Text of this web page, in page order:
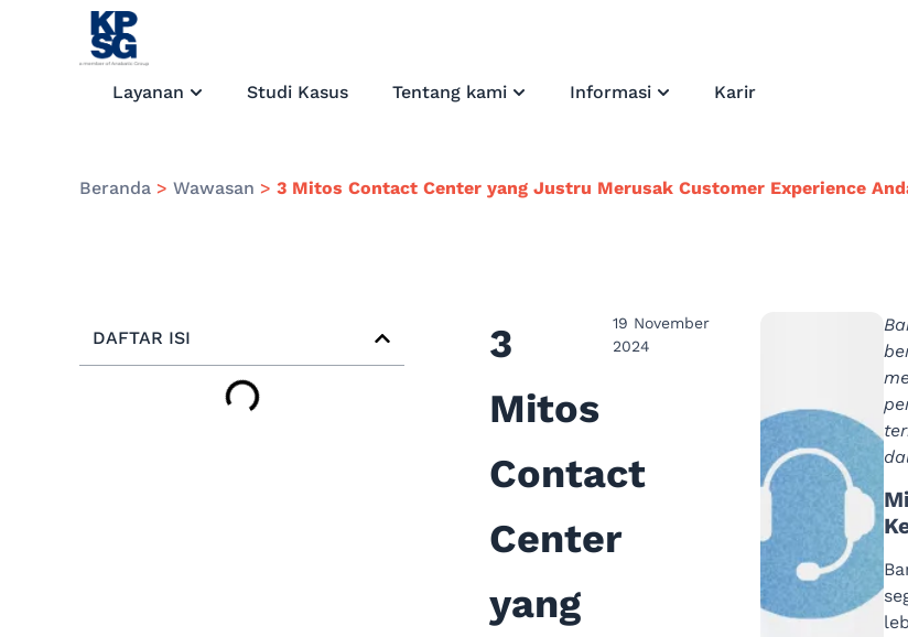
Layanan Studi Kasus Tentang kami Informasi Karir
Beranda > Wawasan > 3 Mitos Contact Center yang Justru Merusak Customer Experience
DAFTAR ISI
3
Mitos
Contact
Center
yang
19 November
2024